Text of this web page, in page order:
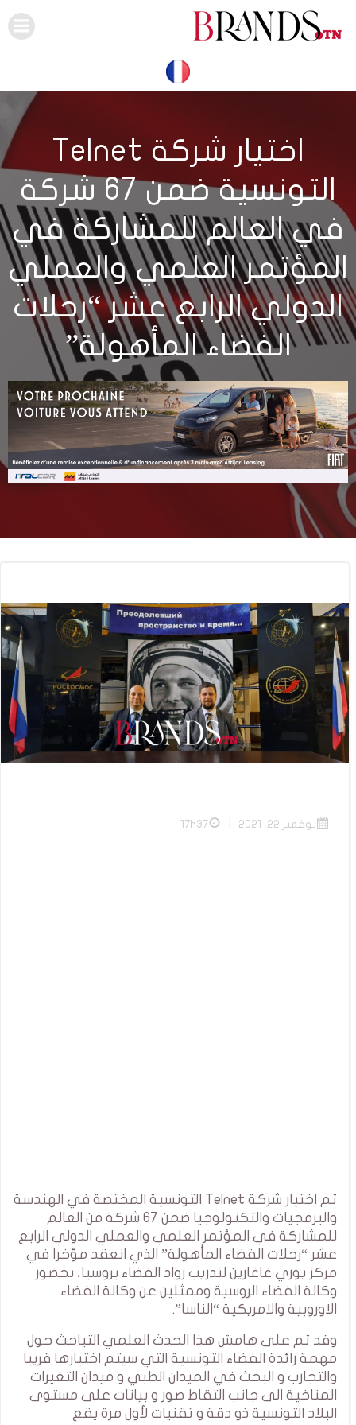
اختيار شركة Telnet
التونسية ضمن 67 شركة
في العالم للمشاركة في
المؤتمر العلمي والعملي
الدولي الرابع عشر “رحلات
الفضاء المأهولة”
نوفمبر 22, 2021 17h37
تم اختيار شركة Telnet التونسية المختصة في الهندسة
والبرمجيات والتكنولوجيا ضمن 67 شركة من العالم
للمشاركة في المؤتمر العلمي والعملي الدولي الرابع
عشر “رحلات الفضاء المأهولة” الذي انعقد مؤخرا في
مركز يوري غاغارين لتدريب رواد الفضاء بروسيا، بحضور
وكالة الفضاء الروسية وممثلين عن وكالة الفضاء
الاوروبية والامريكية “الناسا”.
وقد تم على هامش هذا الحدث العلمي التباحث حول
مهمة رائدة الفضاء التونسية التي سيتم اختيارها قريبا
والتجارب و البحث في الميدان الطبي و ميدان التغيرات
المناخية الى جانب التقاط صور و بيانات على مستوى
البلاد التونسية ذو دقة و تقنيات لأول مرة يقع